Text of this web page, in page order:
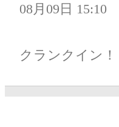
08月09日 15:10
クランクイン！